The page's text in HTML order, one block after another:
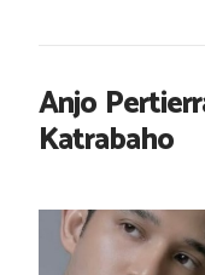
Anjo
Katrabaho